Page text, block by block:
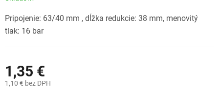
1,35 €
1,10 € bez DPH
Pripojenie: 63/40 mm , dĺžka redukcie: 38 mm, menovitý
tlak: 16 bar